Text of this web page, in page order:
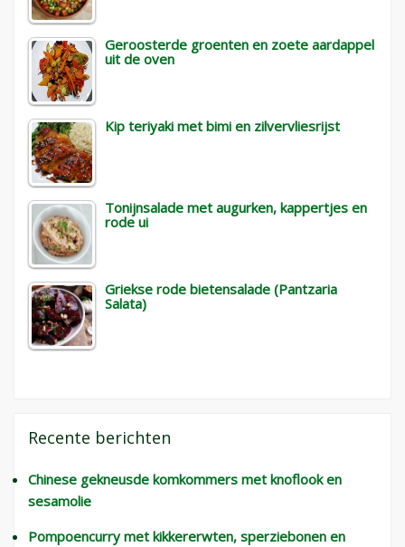
Geroosterde groenten en zoete aardappel
uit de oven
Kip teriyaki met bimi en zilvervliesrijst
Tonijnsalade met augurken, kappertjes en
rode ui
Griekse rode bietensalade (Pantzaria
Salata)
Recente berichten
Chinese gekneusde komkommers met knoflook en
sesamolie
Pompoencurry met kikkererwten, sperziebonen en